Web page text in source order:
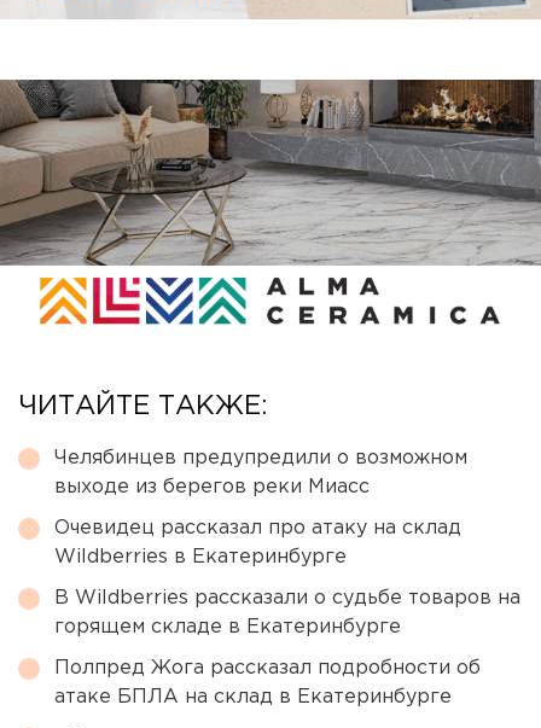
ЧИТАЙТЕ ТАКЖЕ:
Челябинцев предупредили о возможном
выходе из берегов реки Миасс
Очевидец рассказал про атаку на склад
Wildberries в Екатеринбурге
В Wildberries рассказали о судьбе товаров на
горящем складе в Екатеринбурге
Полпред Жога рассказал подробности об
атаке БПЛА на склад в Екатеринбурге